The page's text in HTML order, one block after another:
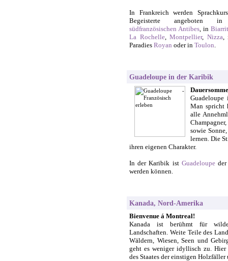
In Frankreich werden
Begeisterte angeboten
südfranzösischen Antibes, in
La Rochelle,Montpellier, Nizza,
Paradies Royan oder in Toulon.
Guadeloupe in der Karibik
Man spricht
alle
sowie
lernen. Die
ihren eigenen Charakter.
In der Karibik ist Guadeloupeder
werden können.
Kanada, Nord-Amerika
Bienvenue á Montreal!
Kanada ist berühmt für
Landschaften. Weite Teile des
Wäldern, Wiesen, Seen und
geht es weniger idyllisch zu. Hier
des Staates der einstigen Holzfäller